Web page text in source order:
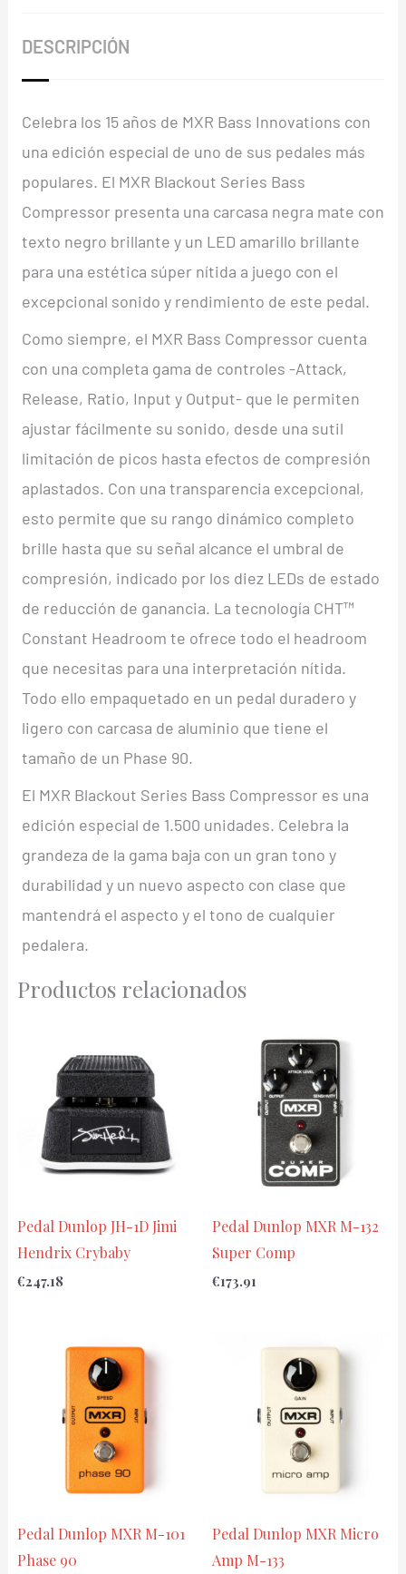
cantidad
DESCRIPCIÓN
Celebra los 15 años de MXR Bass Innovations con
una edición especial de uno de sus pedales más
populares. El MXR Blackout Series Bass
Compressor presenta una carcasa negra mate con
texto negro brillante y un LED amarillo brillante
para una estética súper nítida a juego con el
excepcional sonido y rendimiento de este pedal.
Como siempre, el MXR Bass Compressor cuenta
con una completa gama de controles -Attack,
Release, Ratio, Input y Output- que le permiten
ajustar fácilmente su sonido, desde una sutil
limitación de picos hasta efectos de compresión
aplastados. Con una transparencia excepcional,
esto permite que su rango dinámico completo
brille hasta que su señal alcance el umbral de
compresión, indicado por los diez LEDs de estado
de reducción de ganancia. La tecnología CHT™
Constant Headroom te ofrece todo el headroom
que necesitas para una interpretación nítida.
Todo ello empaquetado en un pedal duradero y
ligero con carcasa de aluminio que tiene el
tamaño de un Phase 90.
El MXR Blackout Series Bass Compressor es una
edición especial de 1.500 unidades. Celebra la
grandeza de la gama baja con un gran tono y
durabilidad y un nuevo aspecto con clase que
mantendrá el aspecto y el tono de cualquier
pedalera.
Productos relacionados
Pedal Dunlop JH-1D Jimi
Hendrix Crybaby
€247.18
Pedal Dunlop MXR M-132
Super Comp
€173.91
Pedal Dunlop MXR M-101
Phase 90
Pedal Dunlop MXR Micro
Amp M-133